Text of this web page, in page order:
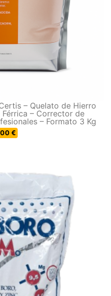
– Quelato de Hierro
– Corrector de
– Formato 3 Kg
€